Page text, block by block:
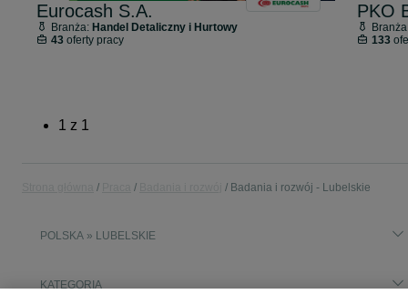
Eurocash S.A.
Branża: Handel Detaliczny i Hurtowy
43oferty pracy
PKO
133
1 z 1
Badania i rozwój - Lubelskie
POLSKA » LUBELSKIE
KATEGORIA